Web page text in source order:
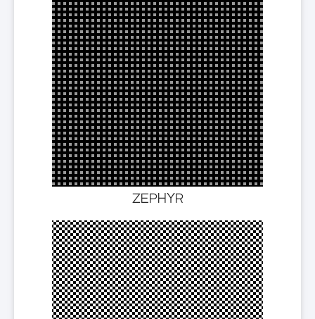
ZEPHYR